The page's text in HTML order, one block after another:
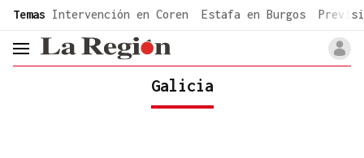
common.go-to-content
Temas Intervención en Coren Estafa en Burgos
header.menu.open
Galicia